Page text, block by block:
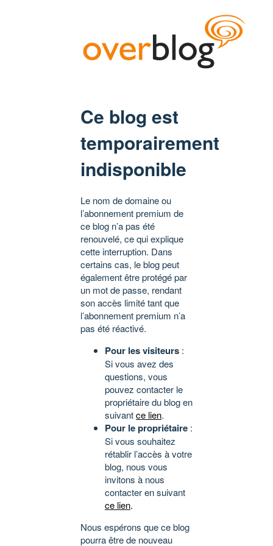
Ce blog est
temporairement
indisponible
Le nom de domaine ou
l’abonnement premium de
ce blog n’a pas été
renouvelé, ce qui explique
cette interruption. Dans
certains cas, le blog peut
également être protégé par
un mot de passe, rendant
son accès limité tant que
l’abonnement premium n’a
pas été réactivé.
Pour les visiteurs :
Si vous avez des
questions, vous
pouvez contacter le
propriétaire du blog en
suivantce lien.
Pour le propriétaire :
Si vous souhaitez
rétablir l’accès à votre
blog, nous vous
invitons à nous
contacter en suivant
ce lien.
Nous espérons que ce blog
pourra être de nouveau